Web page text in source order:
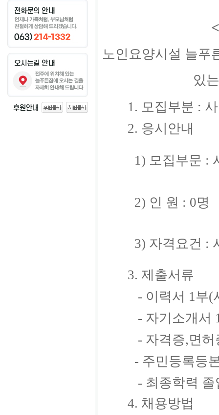
노인요양시설 늘푸
있
1. 모집부분 : 사
2. 응시안내
1) 모집부문 :
2) 인 원 : 0명
3) 자격요건 :
3. 제출서류
- 이력서 1부(사
- 자기소개서
- 자격증,면허
- 주민등록등본
- 최종학력 졸
4. 채용방법